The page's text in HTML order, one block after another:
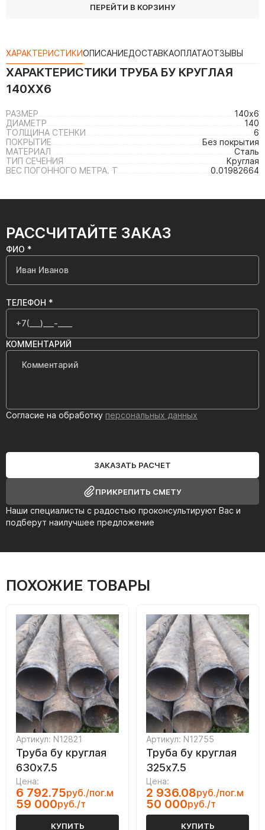
ПЕРЕЙТИ В КОРЗИНУ
ХАРАКТЕРИСТИКИОПИСАНИЕДОСТАВКАОПЛАТАОТЗЫВЫ
ХАРАКТЕРИСТИКИ ТРУБА БУ КРУГЛАЯ
140ХХ6
РАЗМЕР
140х6
ДИАМЕТР
140
ТОЛЩИНА СТЕНКИ
6
ПОКРЫТИЕ
Без покрытия
МАТЕРИАЛ
Сталь
ТИП СЕЧЕНИЯ
Круглая
ВЕС ПОГОННОГО МЕТРА. Т
0.01982664
РАССЧИТАЙТЕ ЗАКАЗ
Наши специалисты с радостью проконсультируют Вас и
подберут наилучшее предложение
ФИО *
ТЕЛЕФОН *
КОММЕНТАРИЙ
Согласие на обработку персональных данных
ЗАКАЗАТЬ РАСЧЕТ
ПРИКРЕПИТЬ СМЕТУ
ПОХОЖИЕ ТОВАРЫ
Артикул: N12821
Труба бу круглая
630х7.5
Цена:
6 792.75руб./пог.м
59 000руб./т
КУПИТЬ
Артикул: N12755
Труба бу круглая
325х7.5
Цена:
2 936.08руб./пог.м
50 000руб./т
КУПИТЬ